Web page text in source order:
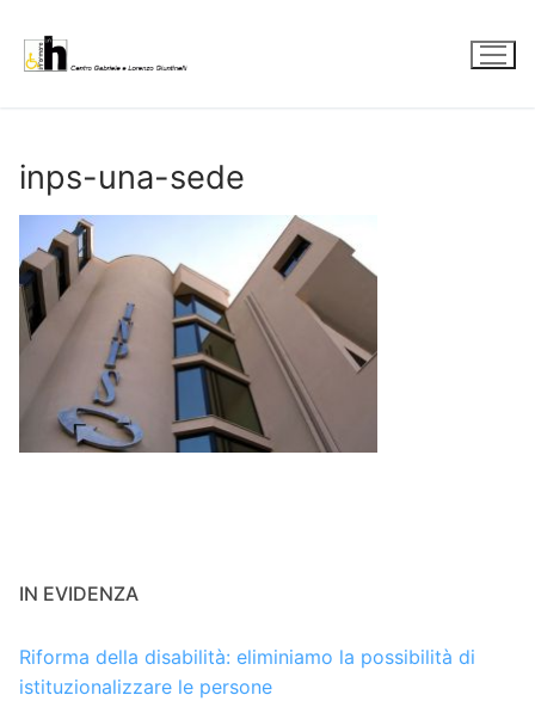
contenuto
inps-una-sede
IN EVIDENZA
Riforma della disabilità: eliminiamo la possibilità di
istituzionalizzare le persone